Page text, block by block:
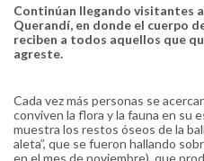
Continúan llegando visitantes
Querandí, en donde el cuerpo
reciben a todos aquellos que
agreste.
Cada vez más personas se
conviven la flora y la fauna en su
muestra los restos óseos de la
aleta”, que se fueron hallando
en el mes de noviembre), que